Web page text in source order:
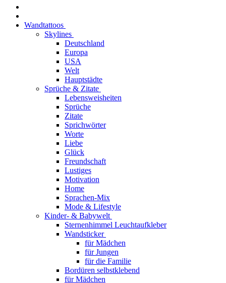
Wandtattoos
Skylines
Deutschland
Europa
USA
Welt
Hauptstädte
Sprüche & Zitate
Lebensweisheiten
Sprüche
Zitate
Sprichwörter
Worte
Liebe
Glück
Freundschaft
Lustiges
Motivation
Home
Sprachen-Mix
Mode & Lifestyle
Kinder- & Babywelt
Sternenhimmel Leuchtaufkleber
Wandsticker
für Mädchen
für Jungen
für die Familie
Bordüren selbstklebend
für Mädchen